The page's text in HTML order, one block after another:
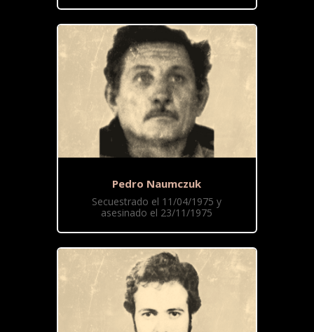
Pedro Naumczuk
Secuestrado el 11/04/1975 y
asesinado el 23/11/1975